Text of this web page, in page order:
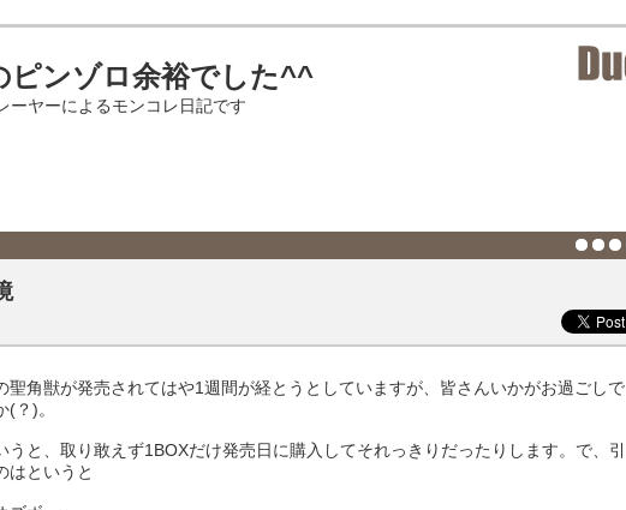
ピンゾロ余裕でした^^
ーヤーによるモンコレ日記です
聖角獣が発売されてはや1週間が経とうとしていますが、皆さんいかがお過ごしで
(？)。
うと、取り敢えず1BOXだけ発売日に購入してそれっきりだったりします。で、引
はというと